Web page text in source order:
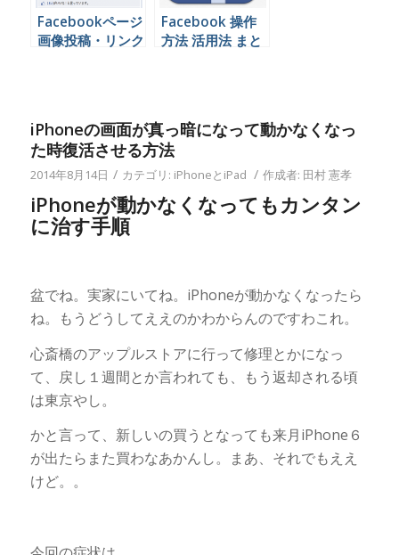
Facebookページ
画像投稿・リンク
Facebook 操作
方法 活用法 まと
iPhoneの画面が真っ暗になって動かなくなっ
た時復活させる方法
2014年8月14日 / カテゴリ: iPhoneとiPad / 作成者: 田村 憲孝
iPhoneが動かなくなってもカンタン
に治す手順
盆でね。実家にいてね。iPhoneが動かなくなったら
ね。もうどうしてええのかわからんのですわこれ。
心斎橋のアップルストアに行って修理とかになっ
て、戻し１週間とか言われても、もう返却される頃
は東京やし。
かと言って、新しいの買うとなっても来月iPhone６
が出たらまた買わなあかんし。まあ、それでもええ
けど。。